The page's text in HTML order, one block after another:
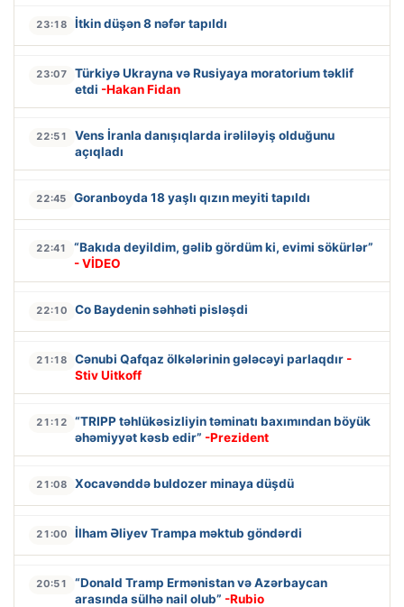
23:18 İtkin düşən 8 nəfər tapıldı
23:07
Türkiyə Ukrayna və Rusiyaya moratorium təklif
etdi -Hakan Fidan
22:51
Vens İranla danışıqlarda irəliləyiş olduğunu
açıqladı
22:45 Goranboyda 18 yaşlı qızın meyiti tapıldı
22:41
“Bakıda deyildim, gəlib gördüm ki, evimi sökürlər”
- VİDEO
22:10 Co Baydenin səhhəti pisləşdi
21:18 Cənubi Qafqaz ölkələrinin gələcəyi parlaqdır -
Stiv Uitkoff
21:12
“TRIPP təhlükəsizliyin təminatı baxımından böyük
əhəmiyyət kəsb edir” -Prezident
21:08 Xocavənddə buldozer minaya düşdü
21:00 İlham Əliyev Trampa məktub göndərdi
20:51
“Donald Tramp Ermənistan və Azərbaycan
arasında sülhə nail olub” -Rubio